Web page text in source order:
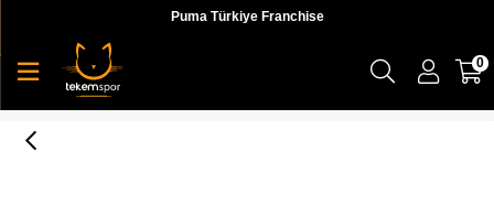
Puma Türkiye Franchise
0